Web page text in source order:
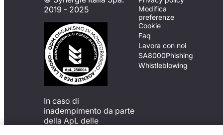
2019 - 2025
In caso di
inadempimento da parte
della ApL delle
Modifica
preferenze
Cookie
Faq
Lavora con noi
SA8000Phishing
Whistleblowing